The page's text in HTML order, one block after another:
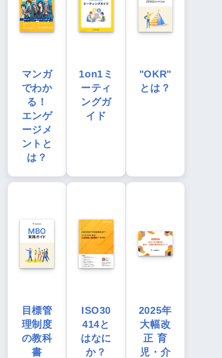
マンガ
でわか
る！
エンゲ
ージメ
ントと
は？
1on1ミ
ーティ
ングガ
イド
"OKR"
とは？
目標管
理制度
の教科
書
ISO30
414と
はなに
か？
2025年
大幅改
正 育
児・介